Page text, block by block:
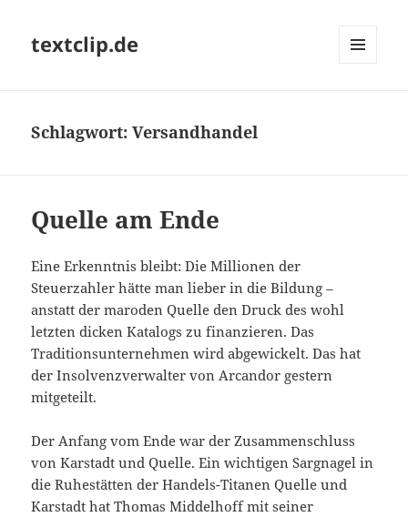
textclip.de
Schlagwort:Versandhandel
Quelle am Ende
Eine Erkenntnis bleibt: Die Millionen der
Steuerzahler hätte man lieber in die Bildung –
anstatt der maroden Quelle den Druck des wohl
letzten dicken Katalogs zu finanzieren. Das
Traditionsunternehmen wird abgewickelt. Das hat
der Insolvenzverwalter von Arcandor gestern
mitgeteilt.
Der Anfang vom Ende war der Zusammenschluss
von Karstadt und Quelle. Ein wichtigen Sargnagel in
die Ruhestätten der Handels-Titanen Quelle und
Karstadt hat Thomas Middelhoff mit seiner